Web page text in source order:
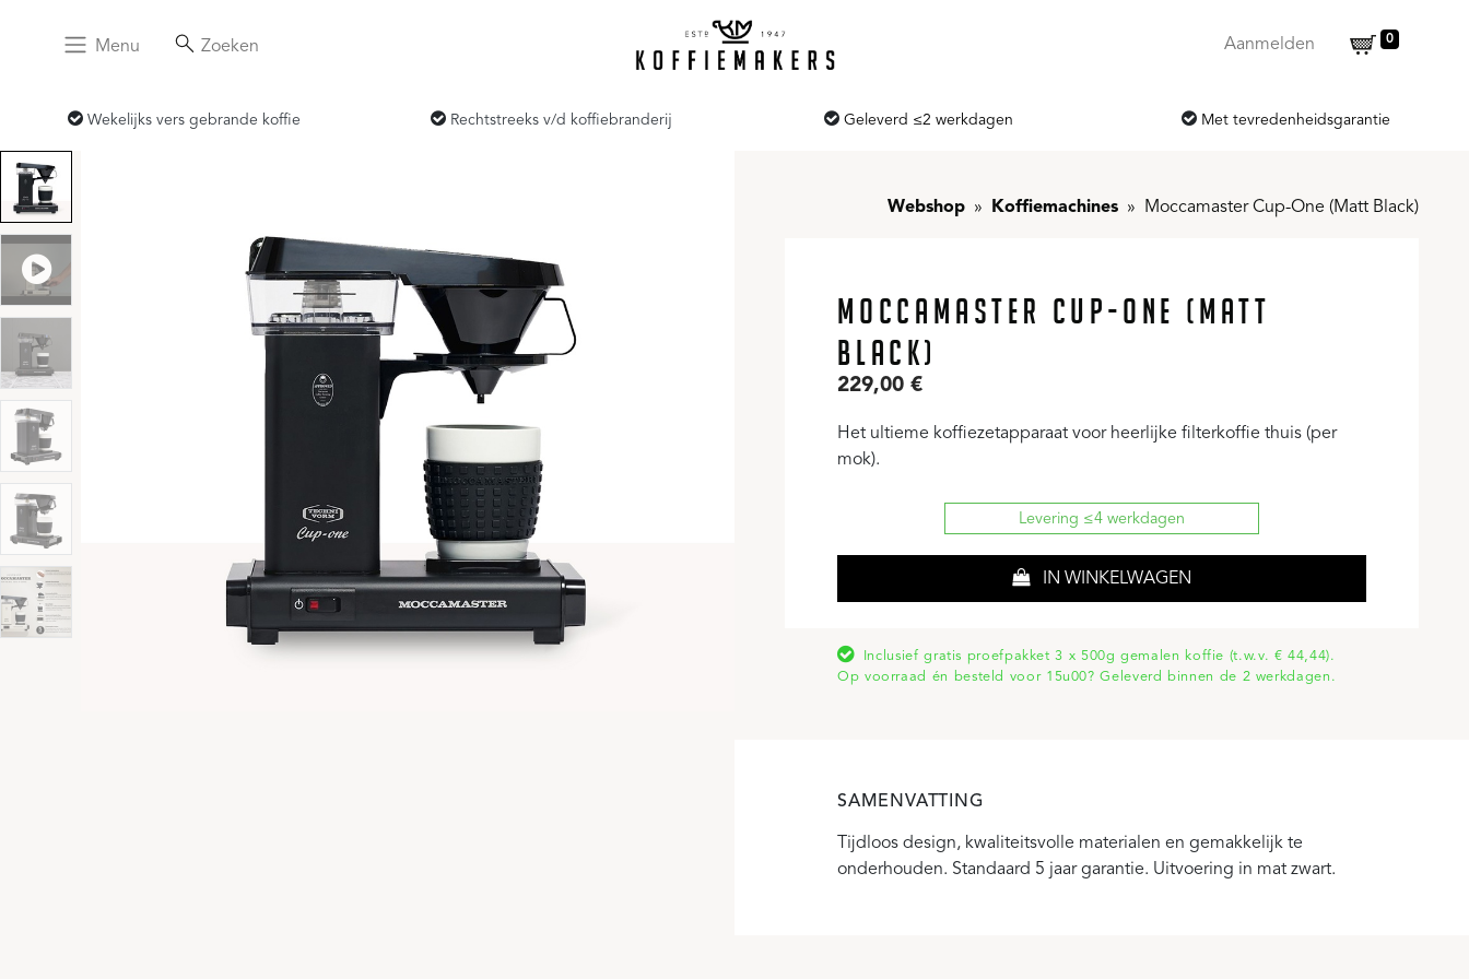
Aanmelden 0
Menu Zoeken
Wekelijks vers gebrande koffie Rechtstreeks v/d koffiebranderij Geleverd ≤2 werkdagen Met tevredenheidsgarantie
Webshop Koffiemachines Moccamaster Cup-One (Matt Black)
MOCCAMASTER CUP-ONE (MATT
BLACK)
229,00 €
Het ultieme koffiezetapparaat voor heerlijke filterkoffie thuis (per
mok).
Levering ≤4 werkdagen
IN WINKELWAGEN
Inclusief gratis proefpakket 3 x 500g gemalen koffie (t.w.v. € 44,44).
Op voorraad én besteld voor 15u00? Geleverd binnen de 2 werkdagen.
SAMENVATTING
Tijdloos design, kwaliteitsvolle materialen en gemakkelijk te
onderhouden. Standaard 5 jaar garantie. Uitvoering in mat zwart.